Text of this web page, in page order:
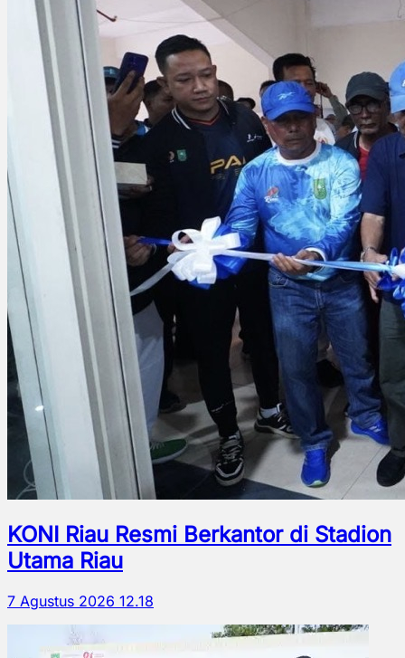
KONI Riau Resmi Berkantor di Stadion
Utama Riau
7 Agustus 2026 12.18